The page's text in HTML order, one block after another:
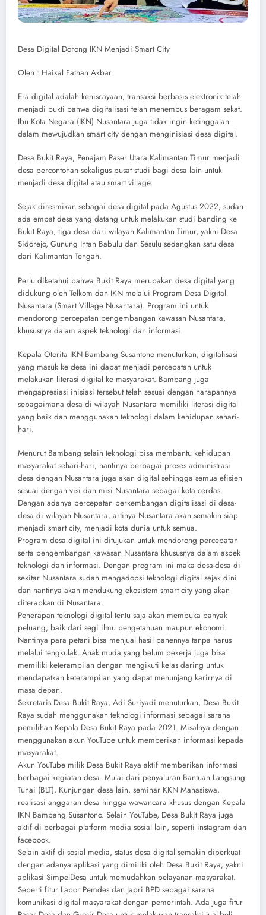
Desa Digital Dorong IKN Menjadi Smart City
Oleh : Haikal Fathan Akbar
Era digital adalah keniscayaan, transaksi berbasis elektronik telah
menjadi bukti bahwa digitalisasi telah menembus beragam sekat.
Ibu Kota Negara (IKN) Nusantara juga tidak ingin ketinggalan
dalam mewujudkan smart city dengan menginisiasi desa digital.
Desa Bukit Raya, Penajam Paser Utara Kalimantan Timur menjadi
desa percontohan sekaligus pusat studi bagi desa lain untuk
menjadi desa digital atau smart village.
Sejak diresmikan sebagai desa digital pada Agustus 2022, sudah
ada empat desa yang datang untuk melakukan studi banding ke
Bukit Raya, tiga desa dari wilayah Kalimantan Timur, yakni Desa
Sidorejo, Gunung Intan Babulu dan Sesulu sedangkan satu desa
dari Kalimantan Tengah.
Perlu diketahui bahwa Bukit Raya merupakan desa digital yang
didukung oleh Telkom dan IKN melalui Program Desa Digital
Nusantara (Smart Village Nusantara). Program ini untuk
mendorong percepatan pengembangan kawasan Nusantara,
khususnya dalam aspek teknologi dan informasi.
Kepala Otorita IKN Bambang Susantono menuturkan, digitalisasi
yang masuk ke desa ini dapat menjadi percepatan untuk
melakukan literasi digital ke masyarakat. Bambang juga
mengapresiasi inisiasi tersebut telah sesuai dengan harapannya
sebagaimana desa di wilayah Nusantara memiliki literasi digital
yang baik dan menggunakan teknologi dalam kehidupan sehari-
hari.
Menurut Bambang selain teknologi bisa membantu kehidupan
masyarakat sehari-hari, nantinya berbagai proses administrasi
desa dengan Nusantara juga akan digital sehingga semua efisien
sesuai dengan visi dan misi Nusantara sebagai kota cerdas.
Dengan adanya percepatan perkembangan digitalisasi di desa-
desa di wilayah Nusantara, artinya Nusantara akan semakin siap
menjadi smart city, menjadi kota dunia untuk semua.
Program desa digital ini ditujukan untuk mendorong percepatan
serta pengembangan kawasan Nusantara khususnya dalam aspek
teknologi dan informasi. Dengan program ini maka desa-desa di
sekitar Nusantara sudah mengadopsi teknologi digital sejak dini
dan nantinya akan mendukung ekosistem smart city yang akan
diterapkan di Nusantara.
Penerapan teknologi digital tentu saja akan membuka banyak
peluang, baik dari segi ilmu pengetahuan maupun ekonomi.
Nantinya para petani bisa menjual hasil panennya tanpa harus
melalui tengkulak. Anak muda yang belum bekerja juga bisa
memiliki keterampilan dengan mengikuti kelas daring untuk
mendapatkan keterampilan yang dapat menunjang karirnya di
masa depan.
Sekretaris Desa Bukit Raya, Adi Suriyadi menuturkan, Desa Bukit
Raya sudah menggunakan teknologi informasi sebagai sarana
pemilihan Kepala Desa Bukit Raya pada 2021. Misalnya dengan
menggunakan akun YouTube untuk memberikan informasi kepada
masyarakat.
Akun YouTube milik Desa Bukit Raya aktif memberikan informasi
berbagai kegiatan desa. Mulai dari penyaluran Bantuan Langsung
Tunai (BLT), Kunjungan desa lain, seminar KKN Mahasiswa,
realisasi anggaran desa hingga wawancara khusus dengan Kepala
IKN Bambang Susantono. Selain YouTube, Desa Bukit Raya juga
aktif di berbagai platform media sosial lain, seperti instagram dan
facebook.
Selain aktif di sosial media, status desa digital semakin diperkuat
dengan adanya aplikasi yang dimiliki oleh Desa Bukit Raya, yakni
aplikasi SimpelDesa untuk memudahkan pelayanan masyarakat.
Seperti fitur Lapor Pemdes dan Japri BPD sebagai sarana
komunikasi digital masyarakat dengan pemerintah. Ada juga fitur